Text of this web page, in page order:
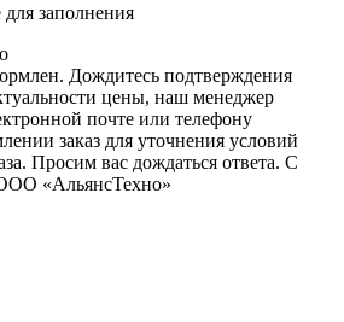
заполнения
Дождитесь подтверждения
цены, наш менеджер
почте или телефону
заказ для уточнения условий
Просим вас дождаться ответа. С
«АльянсТехно»